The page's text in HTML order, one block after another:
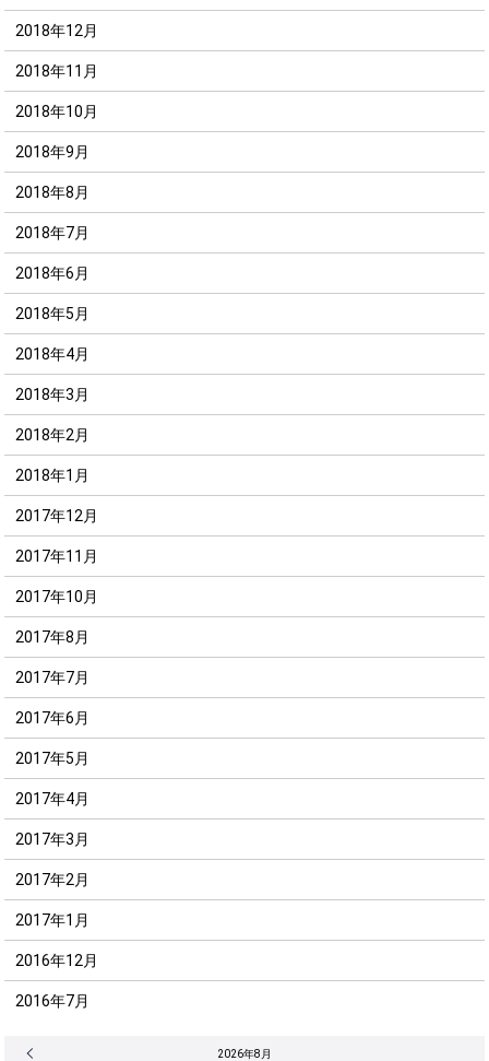
2018年12月
2018年11月
2018年10月
2018年9月
2018年8月
2018年7月
2018年6月
2018年5月
2018年4月
2018年3月
2018年2月
2018年1月
2017年12月
2017年11月
2017年10月
2017年8月
2017年7月
2017年6月
2017年5月
2017年4月
2017年3月
2017年2月
2017年1月
2016年12月
2016年7月
2026年8月